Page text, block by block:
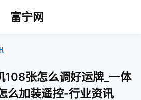
富宁网
108张怎么调好运牌_一体
么加装遥控-行业资讯